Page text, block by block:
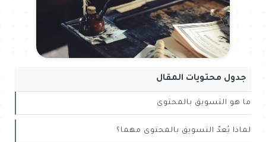
جدول محتويات المقال
ما هو التسويق بالمحتوى
لماذا يُعدّ التسويق بالمحتوى مهما؟